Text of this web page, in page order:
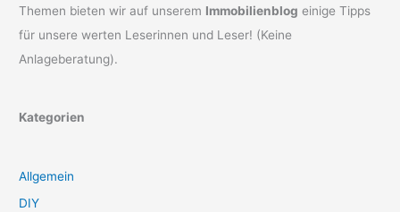
Themen bieten wir auf unserem Immobilienblog einige Tipps
für unsere werten Leserinnen und Leser! (Keine
Anlageberatung).
Kategorien
Allgemein
DIY